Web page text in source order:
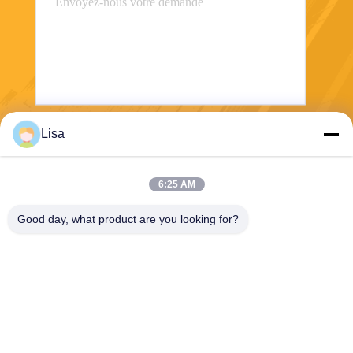
Lisa
6:25 AM
Good day, what product are you looking for?